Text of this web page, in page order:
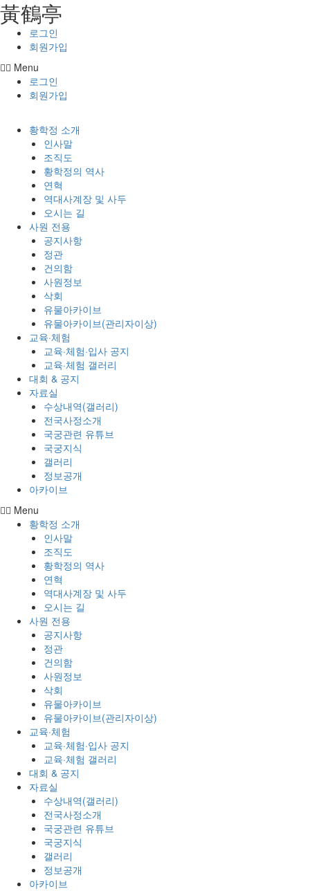
콘텐츠로
건너뛰기
⿈鶴亭
로그인
회원가입
Menu
로그인
회원가입
황학정 소개
인사말
조직도
황학정의 역사
연혁
역대사계장 및 사두
오시는 길
사원 전용
공지사항
정관
건의함
사원정보
삭회
유물아카이브
유물아카이브(관리자이상)
교육·체험
교육·체험·입사 공지
교육·체험 갤러리
대회 & 공지
자료실
수상내역(갤러리)
전국사정소개
국궁관련 유튜브
국궁지식
갤러리
정보공개
아카이브
Menu
황학정 소개
인사말
조직도
황학정의 역사
연혁
역대사계장 및 사두
오시는 길
사원 전용
공지사항
정관
건의함
사원정보
삭회
유물아카이브
유물아카이브(관리자이상)
교육·체험
교육·체험·입사 공지
교육·체험 갤러리
대회 & 공지
자료실
수상내역(갤러리)
전국사정소개
국궁관련 유튜브
국궁지식
갤러리
정보공개
아카이브